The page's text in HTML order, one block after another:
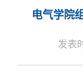
电气学院
发表